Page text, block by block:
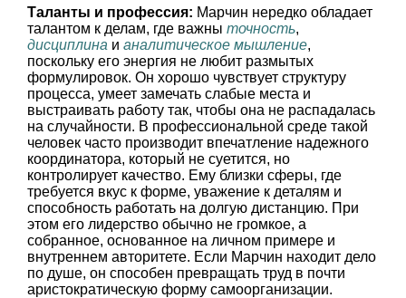
Таланты и профессия: Марчин нередко обладает
талантом к делам, где важны точность,
дисциплина и аналитическое мышление,
поскольку его энергия не любит размытых
формулировок. Он хорошо чувствует структуру
процесса, умеет замечать слабые места и
выстраивать работу так, чтобы она не распадалась
на случайности. В профессиональной среде такой
человек часто производит впечатление надежного
координатора, который не суетится, но
контролирует качество. Ему близки сферы, где
требуется вкус к форме, уважение к деталям и
способность работать на долгую дистанцию. При
этом его лидерство обычно не громкое, а
собранное, основанное на личном примере и
внутреннем авторитете. Если Марчин находит дело
по душе, он способен превращать труд в почти
аристократическую форму самоорганизации.